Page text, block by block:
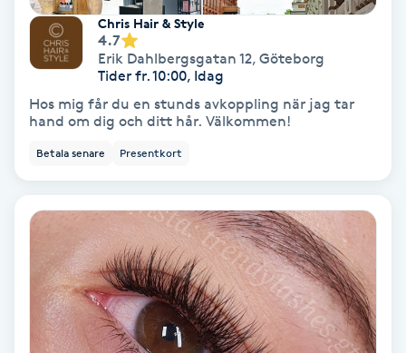
Torr hårbotten
Torrborstning
Triggerpunktsmassage
Trådning
Träning
Tvätt & Fön
Vaccination
Chris Hair & Style
4.7
Erik Dahlbergsgatan 12, Göteborg
Tider fr. 10:00, Idag
Hos mig får du en stunds avkoppling när jag tar
hand om dig och ditt hår. Välkommen!
Betala senare Presentkort